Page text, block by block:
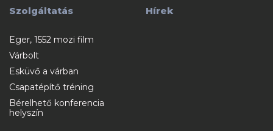
Szolgáltatás
Eger, 1552 mozi film
Várbolt
Esküvő a várban
Csapatépítő tréning
Bérelhető konferencia
helyszín
Hírek